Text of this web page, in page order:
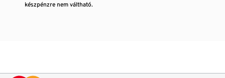
készpénzre nem váltható.